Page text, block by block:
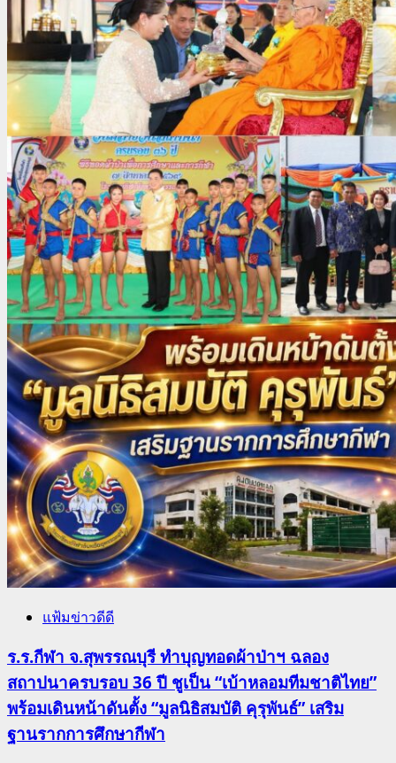
แฟ้มข่าวดีดี
ร.ร.กีฬา จ.สุพรรณบุรี ทำบุญทอดผ้าป่าฯ ฉลอง
สถาปนาครบรอบ 36 ปี ชูเป็น “เบ้าหลอมทีมชาติไทย”
พร้อมเดินหน้าดันตั้ง “มูลนิธิสมบัติ คุรุพันธ์” เสริม
ฐานรากการศึกษากีฬา